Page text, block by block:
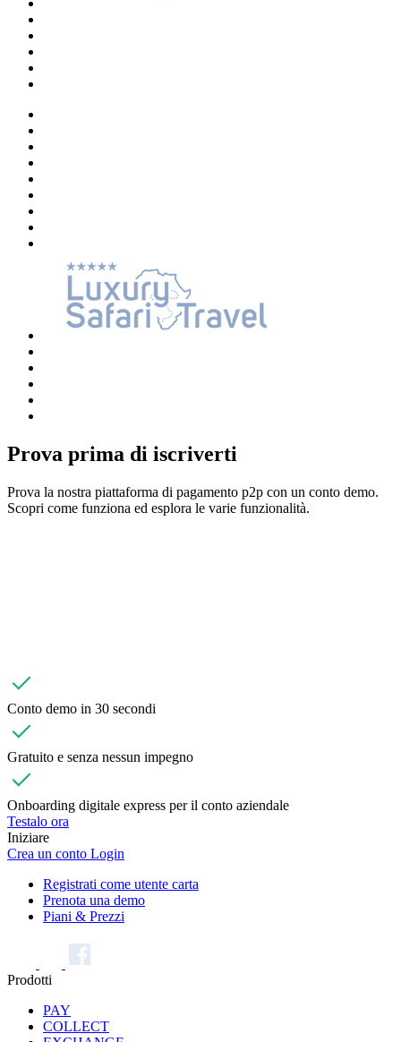
Prova prima di iscriverti
Prova la nostra piattaforma di pagamento p2p con un conto demo.
Scopri come funziona ed esplora le varie funzionalità.
Conto demo in 30 secondi
Gratuito e senza nessun impegno
Onboarding digitale express per il conto aziendale
Testalo ora
Iniziare
Crea un conto Login
Registrati come utente carta
Prenota una demo
Piani & Prezzi
Prodotti
PAY
COLLECT